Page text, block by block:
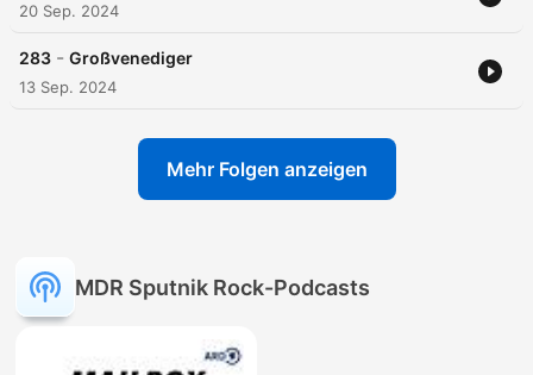
20 Sep. 2024
283 - Großvenediger
13 Sep. 2024
Mehr Folgen anzeigen
MDR Sputnik Rock-Podcasts